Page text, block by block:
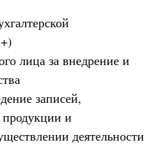
лица за внедрение и
записей,
и
деятельности